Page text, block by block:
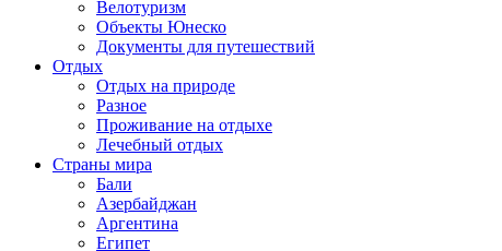
Велотуризм
Объекты Юнеско
Документы для путешествий
Отдых
Отдых на природе
Разное
Проживание на отдыхе
Лечебный отдых
Страны мира
Бали
Азербайджан
Аргентина
Египет